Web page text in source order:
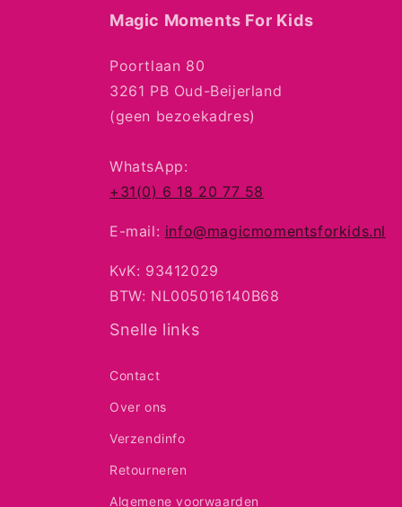
Magic Moments For Kids
Poortlaan 80
3261 PB Oud-Beijerland
(geen bezoekadres)
WhatsApp:
+31(0) 6 18 20 77 58
E-mail: info@magicmomentsforkids.nl
KvK: 93412029
BTW: NL005016140B68
Snelle links
Contact
Over ons
Verzendinfo
Retourneren
Algemene voorwaarden